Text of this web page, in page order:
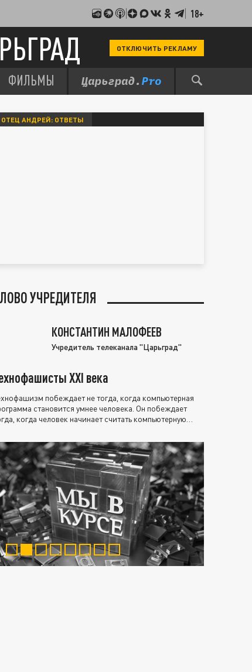
18+
ОТКЛЮЧИТЬ РЕКЛАМУ
ФИЛЬМЫ
ОТЕЦ АНДРЕЙ: ОТВЕТЫ
УЧРЕДИТЕЛЯ
КОНСТАНТИН МАЛОФЕЕВ
Учредитель телеканала "Царьград"
XXI века
побеждает не тогда, когда компьютерная
становится умнее человека. Он побеждает
когда человек начинает считать компьютерную